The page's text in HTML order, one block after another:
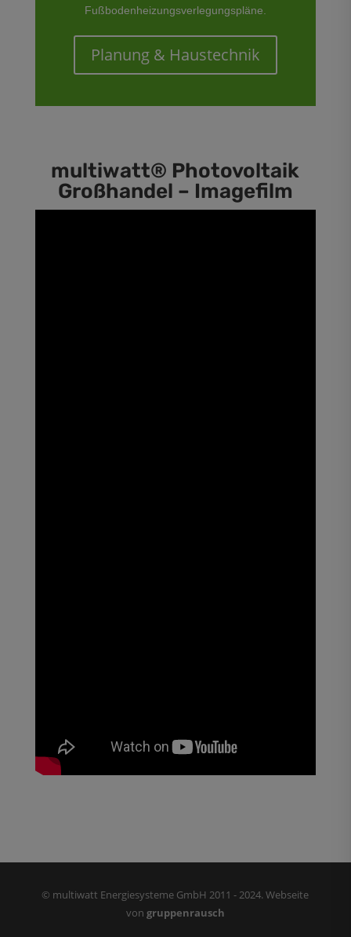
Fußbodenheizungsverlegungspläne.
Planung & Haustechnik
multiwatt® Photovoltaik
Großhandel – Imagefilm
© multiwatt Energiesysteme GmbH 2011 - 2024. Webseite
von gruppenrausch